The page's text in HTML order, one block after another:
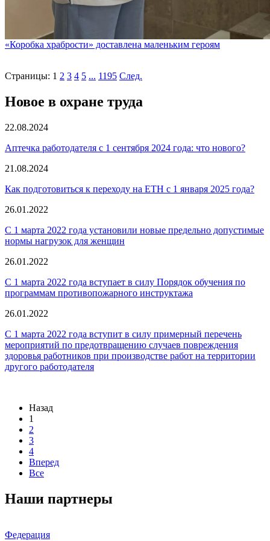
«Коробка храбрости» доставлена маленьким героям
Страницы: 1 2 3 4 5 ... 1195 След.
Новое в охране труда
22.08.2024
Аптечка работодателя с 1 сентября 2024 года: что нового?
21.08.2024
Как подготовиться к переходу на ЕТН с 1 января 2025 года?
26.01.2022
С 1 марта 2022 года установили новые предельно допустимые
нормы нагрузок для женщин
26.01.2022
С 1 марта 2022 года вступает в силу Порядок обучения по
программам противопожарного инструктажа
26.01.2022
С 1 марта 2022 года вступит в силу примерный перечень
мероприятий по предотвращению случаев повреждения
здоровья работников при производстве работ на территории
другого работодателя
Назад
1
2
3
4
Вперед
Все
Наши партнеры
Федерация